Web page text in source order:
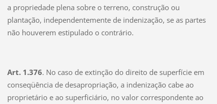
a propriedade plena sobre o terreno, construção ou
plantação, independentemente de indenização, se as partes
não houverem estipulado o contrário.
Art. 1.376. No caso de extinção do direito de superfície em
conseqüência de desapropriação, a indenização cabe ao
proprietário e ao superficiário, no valor correspondente ao